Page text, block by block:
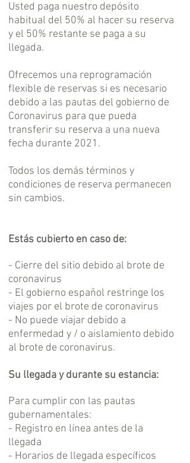
Usted paga nuestro depósito
habitual del 50% al hacer su reserva
y el 50% restante se paga a su
llegada.
Ofrecemos una reprogramación
flexible de reservas si es necesario
debido a las pautas del gobierno de
Coronavirus para que pueda
transferir su reserva a una nueva
fecha durante 2021.
Todos los demás términos y
condiciones de reserva permanecen
sin cambios.
Estás cubierto en caso de:
- Cierre del sitio debido al brote de
coronavirus
- El gobierno español restringe los
viajes por el brote de coronavirus
- No puede viajar debido a
enfermedad y / o aislamiento debido
al brote de coronavirus.
Su llegada y durante su estancia:
Para cumplir con las pautas
gubernamentales:
- Registro en línea antes de la
llegada
- Horarios de llegada específicos